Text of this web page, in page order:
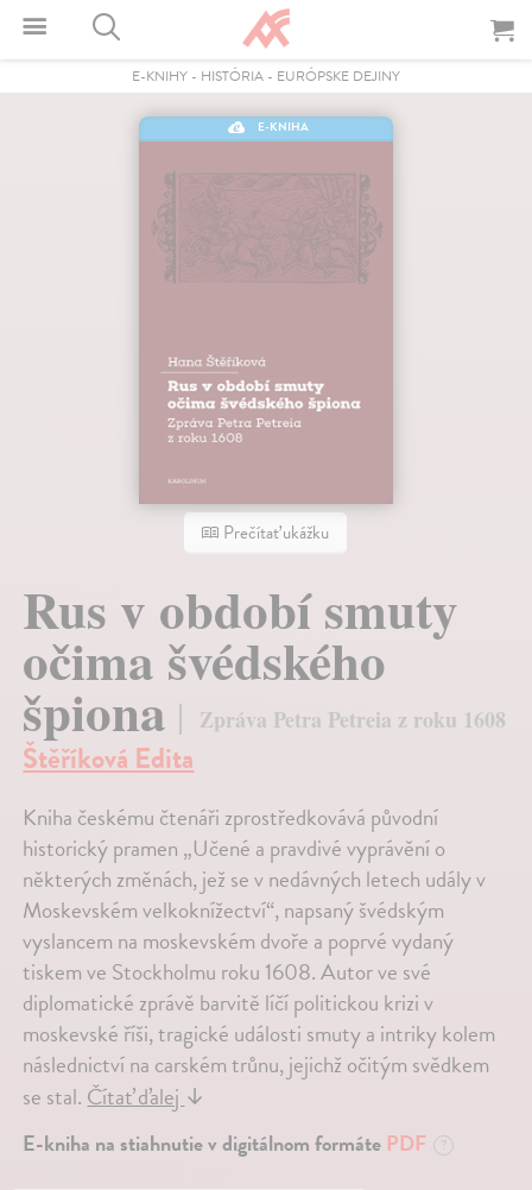
E-KNIHY - HISTÓRIA - EURÓPSKE DEJINY
E-KNIHA
Prečítať ukážku
Rus v období smuty
očima švédského
špiona Zpráva Petra Petreia z roku 1608
Štěříková Edita
Kniha českému čtenáři zprostředkovává původní
historický pramen „Učené a pravdivé vyprávění o
některých změnách, jež se v nedávných letech udály v
Moskevském velkoknížectví“, napsaný švédským
vyslancem na moskevském dvoře a poprvé vydaný
tiskem ve Stockholmu roku 1608. Autor ve své
diplomatické zprávě barvitě líčí politickou krizi v
moskevské říši, tragické události smuty a intriky kolem
následnictví na carském trůnu, jejichž očitým svědkem
se stal.Čítať ďalej↓
E-kniha na stiahnutie v digitálnom formáte PDF ?